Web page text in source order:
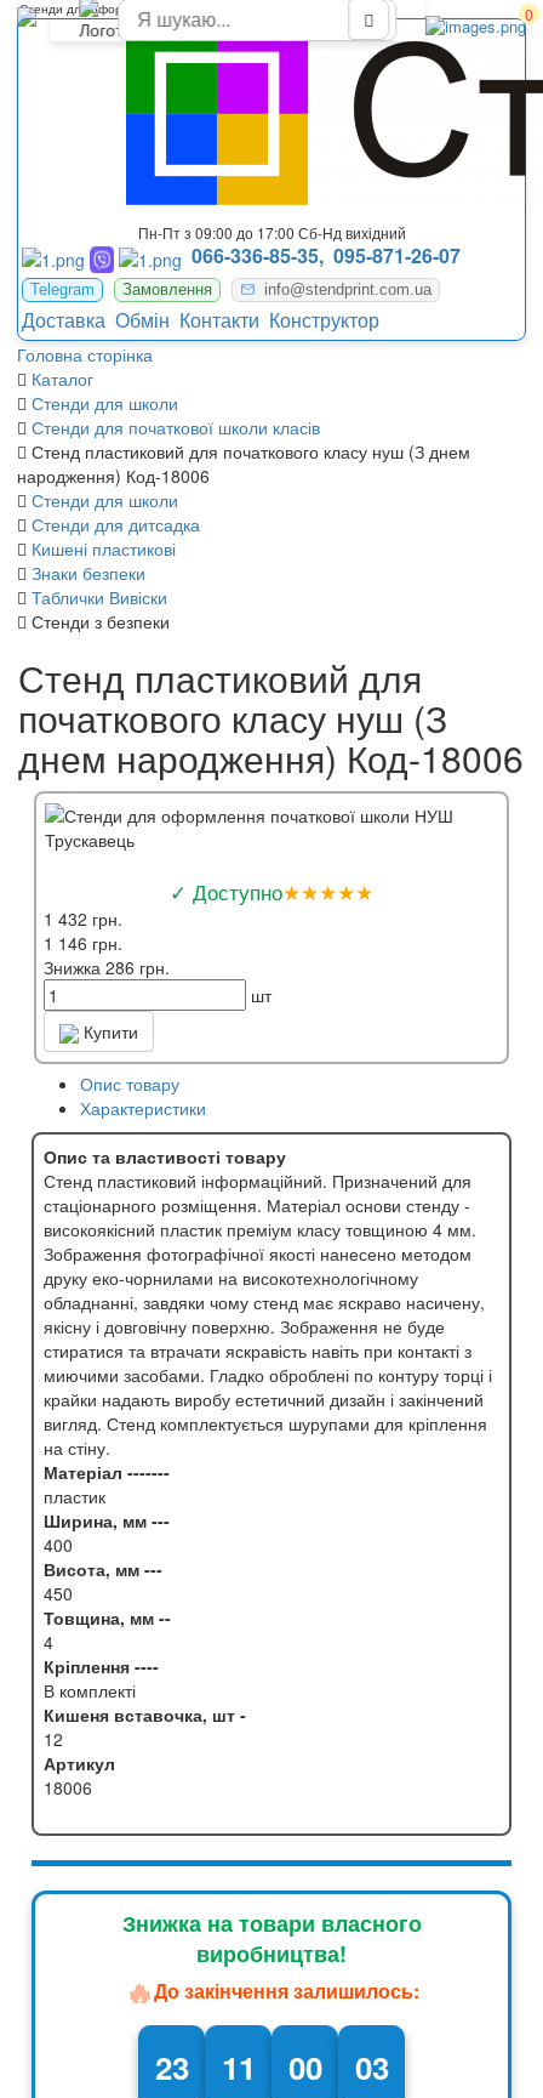
0
Пн-Пт з 09:00 до 17:00 Сб-Нд вихідний
066-336-85-35, 095-871-26-07
Telegram Замовлення info@stendprint.com.ua
Доставка Обмін Контакти Конструктор
Головна сторінка
Каталог
Стенди для школи
Стенди для початкової школи класів
Стенд пластиковий для початкового класу нуш (З днем
народження) Код-18006
Стенди для школи
Стенди для дитсадка
Кишені пластикові
Знаки безпеки
Таблички Вивіски
Стенди з безпеки
Стенди для оформлення початкової школи НУШ Трускавець
Стенд пластиковий для
початкового класу нуш (З
днем народження) Код-18006
✓ Доступно★★★★★
1 432 грн.
1 146 грн.
Знижка 286 грн.
шт
Купити
Опис товару
Характеристики
Опис та властивості товару
Стенд пластиковий інформаційний. Призначений для
стаціонарного розміщення. Матеріал основи стенду -
високоякісний пластик преміум класу товщиною 4 мм.
Зображення фотографічної якості нанесено методом
друку еко-чорнилами на високотехнологічному
обладнанні, завдяки чому стенд має яскраво насичену,
якісну і довговічну поверхню. Зображення не буде
стиратися та втрачати яскравість навіть при контакті з
миючими засобами. Гладко оброблені по контуру торці і
крайки надають виробу естетичний дизайн і закінчений
вигляд. Стенд комплектується шурупами для кріплення
на стіну.
Матеріал -------
пластик
Ширина, мм ---
400
Висота, мм ---
450
Товщина, мм --
4
Кріплення ----
В комплекті
Кишеня вставочка, шт -
12
Артикул
18006
Знижка на товари власного
виробництва!
🔥До закінчення залишилось:
23 11 00 02